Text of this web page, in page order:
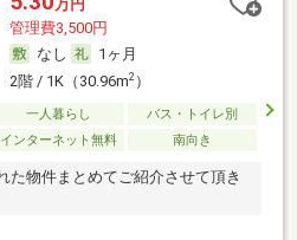
万円
管理費3,500円
なし
1ヶ月
2階 / 1K（30.96m2）
一人暮らし
バス・トイレ別
インターネット無料 南向き
た物件まとめてご紹介させて頂き